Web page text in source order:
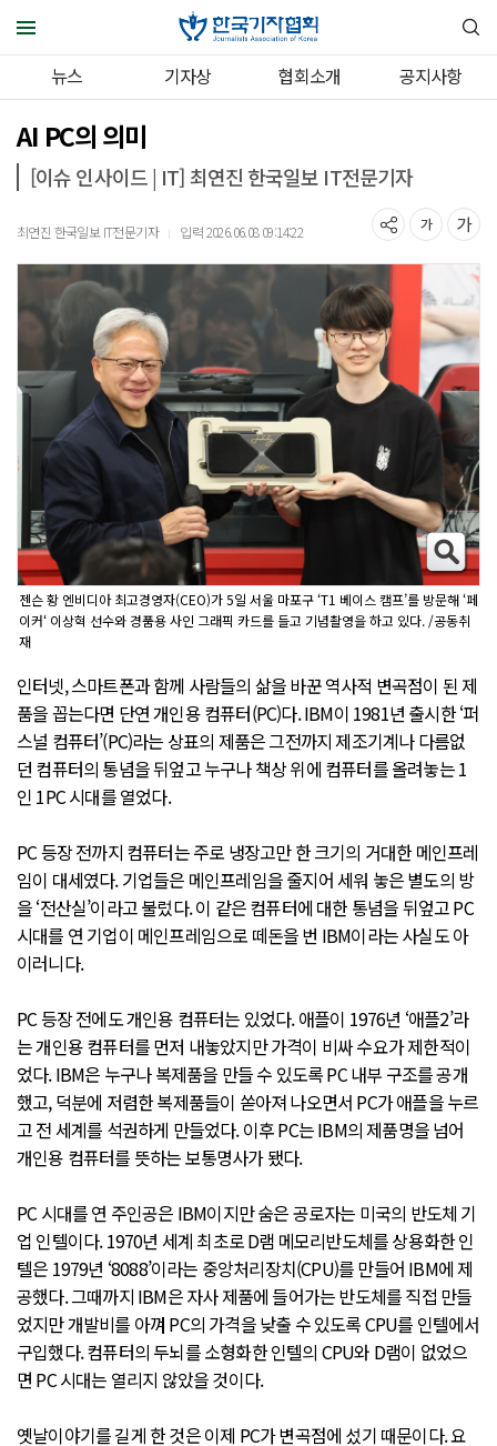
뉴스 기자상 협회소개 공지사항
AI PC의 의미
[이슈 인사이드 | IT] 최연진 한국일보 IT전문기자
최연진 한국일보 IT전문기자 ｜ 입력 2026.06.08 09:14:22
젠슨 황 엔비디아 최고경영자(CEO)가 5일 서울 마포구 ‘T1 베이스 캠프’를 방문해 ‘페
이커‘ 이상혁 선수와 경품용 사인 그래픽 카드를 들고 기념촬영을 하고 있다. /공동취
재
인터넷, 스마트폰과 함께 사람들의 삶을 바꾼 역사적 변곡점이 된 제
품을 꼽는다면 단연 개인용 컴퓨터(PC)다. IBM이 1981년 출시한 ‘퍼
스널 컴퓨터’(PC)라는 상표의 제품은 그전까지 제조기계나 다름없
던 컴퓨터의 통념을 뒤엎고 누구나 책상 위에 컴퓨터를 올려놓는 1
인 1PC 시대를 열었다.
PC 등장 전까지 컴퓨터는 주로 냉장고만 한 크기의 거대한 메인프레
임이 대세였다. 기업들은 메인프레임을 줄지어 세워 놓은 별도의 방
을 ‘전산실’이라고 불렀다. 이 같은 컴퓨터에 대한 통념을 뒤엎고 PC
시대를 연 기업이 메인프레임으로 떼돈을 번 IBM이라는 사실도 아
이러니다.
PC 등장 전에도 개인용 컴퓨터는 있었다. 애플이 1976년 ‘애플2’라
는 개인용 컴퓨터를 먼저 내놓았지만 가격이 비싸 수요가 제한적이
었다. IBM은 누구나 복제품을 만들 수 있도록 PC 내부 구조를 공개
했고, 덕분에 저렴한 복제품들이 쏟아져 나오면서 PC가 애플을 누르
고 전 세계를 석권하게 만들었다. 이후 PC는 IBM의 제품명을 넘어
개인용 컴퓨터를 뜻하는 보통명사가 됐다.
PC 시대를 연 주인공은 IBM이지만 숨은 공로자는 미국의 반도체 기
업 인텔이다. 1970년 세계 최초로 D램 메모리반도체를 상용화한 인
텔은 1979년 ‘8088’이라는 중앙처리장치(CPU)를 만들어 IBM에 제
공했다. 그때까지 IBM은 자사 제품에 들어가는 반도체를 직접 만들
었지만 개발비를 아껴 PC의 가격을 낮출 수 있도록 CPU를 인텔에서
구입했다. 컴퓨터의 두뇌를 소형화한 인텔의 CPU와 D램이 없었으
면 PC 시대는 열리지 않았을 것이다.
옛날이야기를 길게 한 것은 이제 PC가 변곡점에 섰기 때문이다. 요